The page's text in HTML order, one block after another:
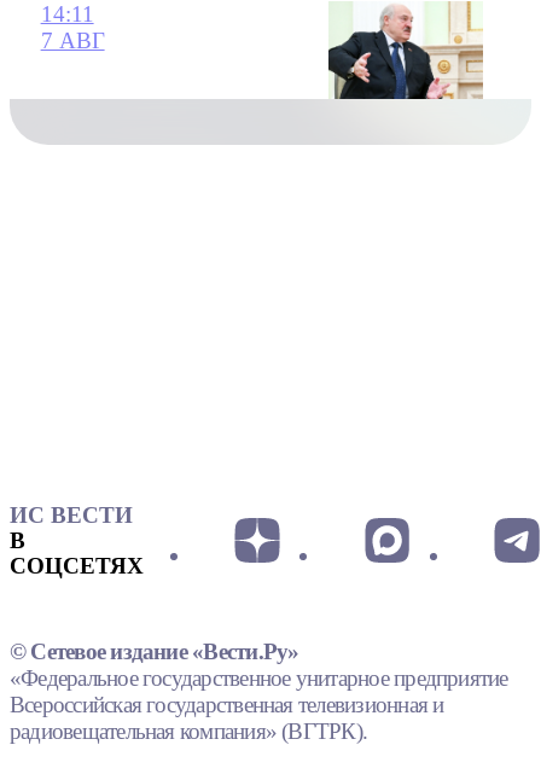
14:11
7 АВГ
ИС ВЕСТИ
В
СОЦСЕТЯХ
© Сетевое издание «Вести.Ру»
«Федеральное государственное унитарное предприятие
Всероссийская государственная телевизионная и
радиовещательная компания» (ВГТРК).